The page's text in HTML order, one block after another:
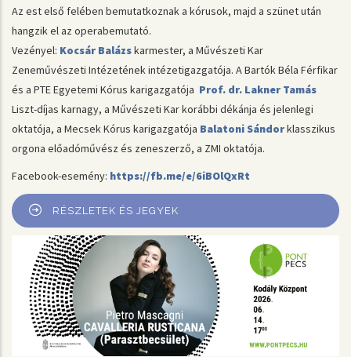
Az est első felében bemutatkoznak a kórusok, majd a szünet után
hangzik el az operabemutató.
Vezényel: Kocsár Balázskarmester, a Művészeti Kar
Zeneművészeti Intézetének intézetigazgatója. A Bartók Béla Férfikar
és a PTE Egyetemi Kórus karigazgatója Prof. dr. Lakner Tamás
Liszt-díjas karnagy, a Művészeti Kar korábbi dékánja és jelenlegi
oktatója, a Mecsek Kórus karigazgatója Balatoni Sándorklasszikus
orgona előadóművész és zeneszerző, a ZMI oktatója.
Facebook-esemény: https://fb.me/e/6iBOlQxRt
RÉSZLETEK ÉS JEGYEK